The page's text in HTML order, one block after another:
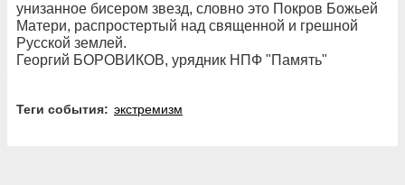
унизанное бисером звезд, словно это Покров Божьей
Матери, распростертый над священной и грешной
Русской землей.
Георгий БОРОВИКОВ, урядник НПФ "Память"
Теги события: экстремизм